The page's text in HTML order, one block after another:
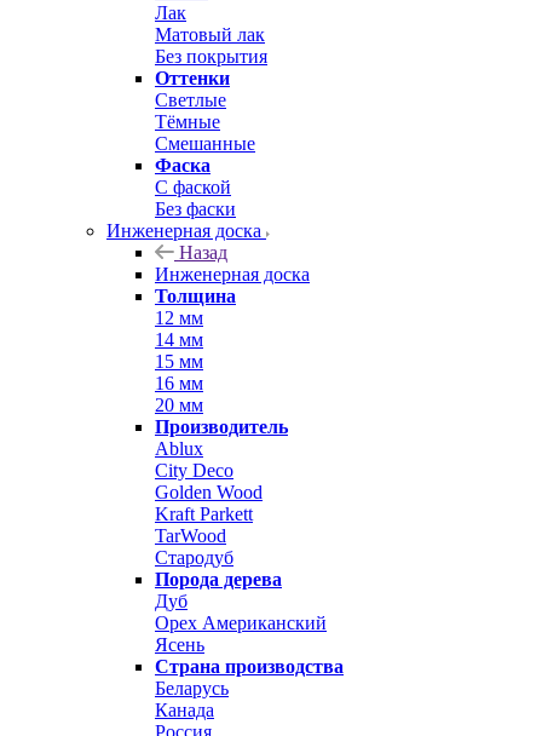
Лак
Матовый лак
Без покрытия
Оттенки
Светлые
Тёмные
Смешанные
Фаска
С фаской
Без фаски
Инженерная доска
Назад
Инженерная доска
Толщина
12 мм
14 мм
15 мм
16 мм
20 мм
Производитель
Ablux
City Deco
Golden Wood
Kraft Parkett
TarWood
Стародуб
Порода дерева
Дуб
Орех Американский
Ясень
Страна производства
Беларусь
Канада